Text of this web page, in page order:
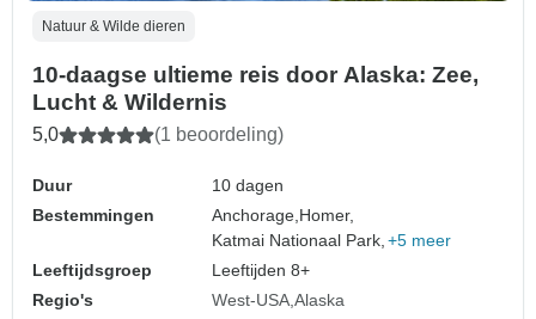
Natuur & Wilde dieren
10-daagse ultieme reis door Alaska: Zee,
Lucht & Wildernis
5,0 (1 beoordeling)
Duur
10 dagen
Bestemmingen
Anchorage,Homer,
Katmai Nationaal Park, +5 meer
Leeftijdsgroep
Leeftijden 8+
Regio's
West-USA Alaska